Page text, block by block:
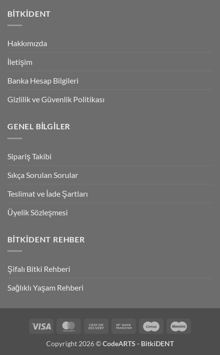
BITKIDENT
Hakkımızda
İletişim
Banka Hesap Bilgileri
Gizlilik ve Güvenlik Politikası
GENEL BILGILER
Sipariş Takibi
Sıkça Sorulan Sorular
Teslimat ve İade Şartları
Üyelik Sözleşmesi
BITKIDENT REHBER
Şifalı Bitki Rehberi
Sağlıklı Yaşam Rehberi
Visa MasterCardCash
Delivery
Bank
Cirrus
Copyright 2026 ©CodeARTS - BitkiDENT